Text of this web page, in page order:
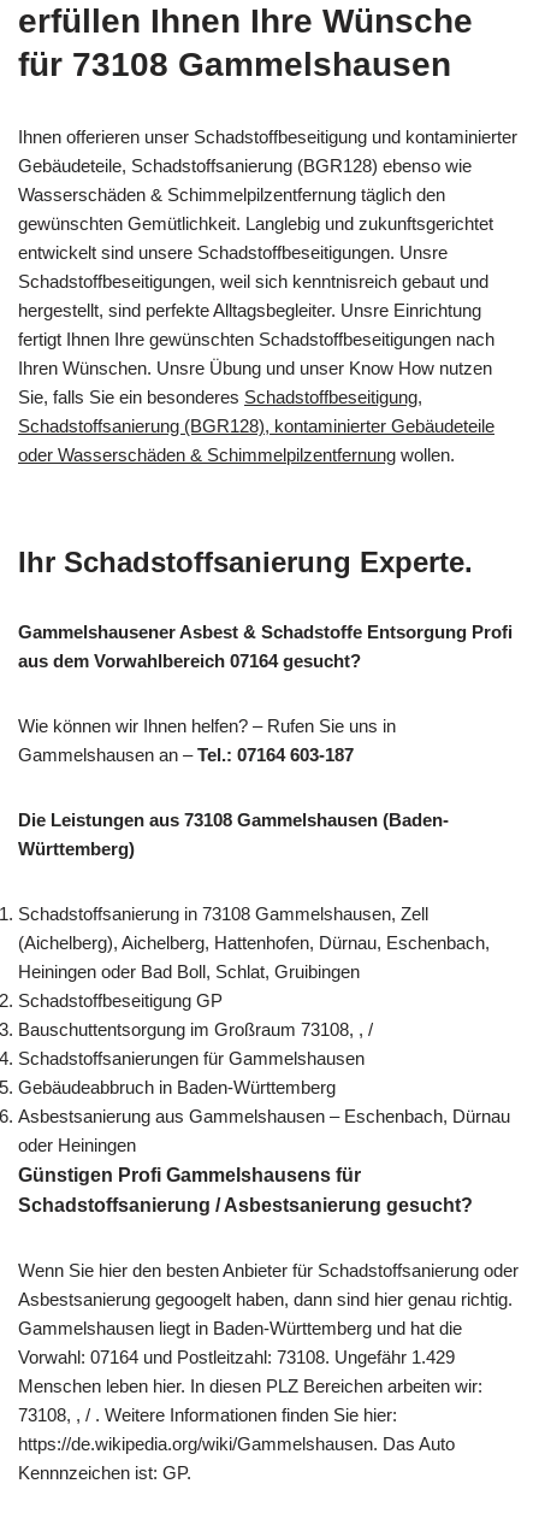
erfüllen Ihnen Ihre Wünsche
für 73108 Gammelshausen
Ihnen offerieren unser Schadstoffbeseitigung und kontaminierter
Gebäudeteile, Schadstoffsanierung (BGR128) ebenso wie
Wasserschäden & Schimmelpilzentfernung täglich den
gewünschten Gemütlichkeit. Langlebig und zukunftsgerichtet
entwickelt sind unsere Schadstoffbeseitigungen. Unsre
Schadstoffbeseitigungen, weil sich kenntnisreich gebaut und
hergestellt, sind perfekte Alltagsbegleiter. Unsre Einrichtung
fertigt Ihnen Ihre gewünschten Schadstoffbeseitigungen nach
Ihren Wünschen. Unsre Übung und unser Know How nutzen
Sie, falls Sie ein besonderes Schadstoffbeseitigung,
Schadstoffsanierung (BGR128), kontaminierter Gebäudeteile
oder Wasserschäden & Schimmelpilzentfernung wollen.
Ihr Schadstoffsanierung Experte.
Gammelshausener Asbest & Schadstoffe Entsorgung Profi
aus dem Vorwahlbereich 07164 gesucht?
Wie können wir Ihnen helfen? – Rufen Sie uns in
Gammelshausen an –Tel.: 07164 603-187
Die Leistungen aus 73108 Gammelshausen (Baden-
Württemberg)
Schadstoffsanierung in 73108 Gammelshausen, Zell
(Aichelberg), Aichelberg, Hattenhofen, Dürnau, Eschenbach,
Heiningen oder Bad Boll, Schlat, Gruibingen
Schadstoffbeseitigung GP
Bauschuttentsorgung im Großraum 73108, , /
Schadstoffsanierungen für Gammelshausen
Gebäudeabbruch in Baden-Württemberg
Asbestsanierung aus Gammelshausen – Eschenbach, Dürnau
oder Heiningen
Günstigen Profi Gammelshausens für
Schadstoffsanierung / Asbestsanierung gesucht?
Wenn Sie hier den besten Anbieter für Schadstoffsanierung oder
Asbestsanierung gegoogelt haben, dann sind hier genau richtig.
Gammelshausen liegt in Baden-Württemberg und hat die
Vorwahl: 07164 und Postleitzahl: 73108. Ungefähr 1.429
Menschen leben hier. In diesen PLZ Bereichen arbeiten wir:
73108, , / . Weitere Informationen finden Sie hier:
https://de.wikipedia.org/wiki/Gammelshausen. Das Auto
Kennnzeichen ist: GP.